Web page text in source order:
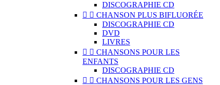
DISCOGRAPHIE CD
  CHANSON PLUS BIFLUORÉE
DISCOGRAPHIE CD
DVD
LIVRES
  CHANSONS POUR LES
ENFANTS
DISCOGRAPHIE CD
  CHANSONS POUR LES GENS